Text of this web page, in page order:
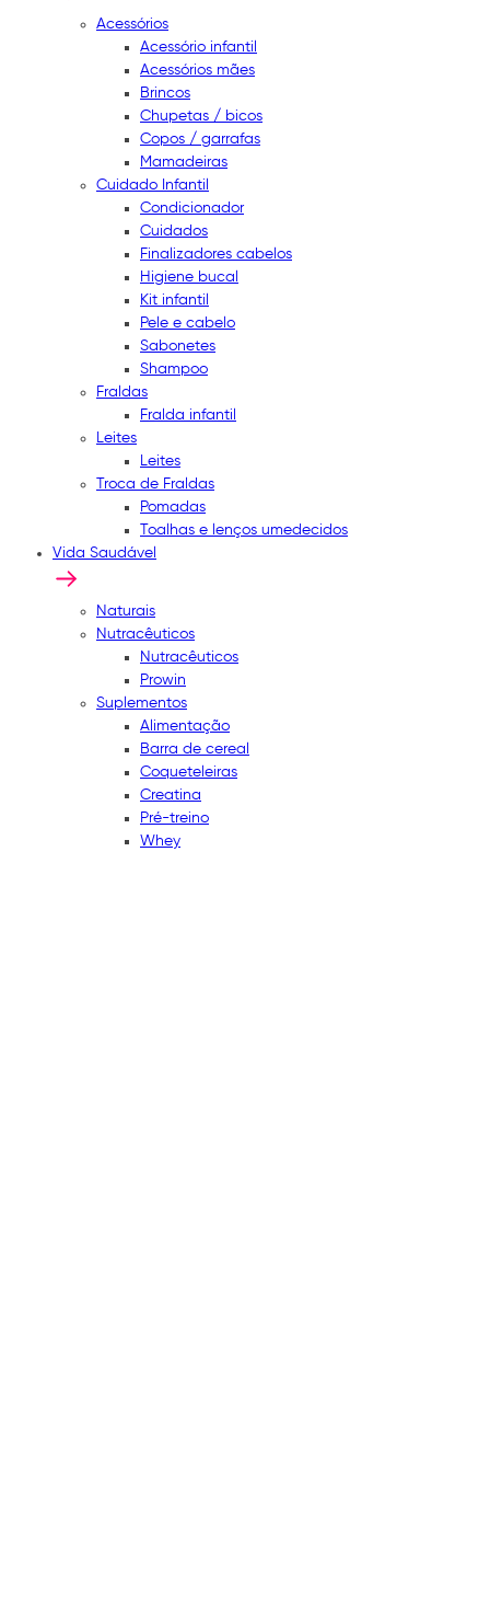
Acessórios
Acessório infantil
Acessórios mães
Brincos
Chupetas / bicos
Copos / garrafas
Mamadeiras
Cuidado Infantil
Condicionador
Cuidados
Finalizadores cabelos
Higiene bucal
Kit infantil
Pele e cabelo
Sabonetes
Shampoo
Fraldas
Fralda infantil
Leites
Leites
Troca de Fraldas
Pomadas
Toalhas e lenços umedecidos
Vida Saudável
Naturais
Nutracêuticos
Nutracêuticos
Prowin
Suplementos
Alimentação
Barra de cereal
Coqueteleiras
Creatina
Pré-treino
Whey